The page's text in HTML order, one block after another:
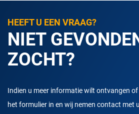
HEEFT U EEN VRAAG?
NIET
ZOCHT?
Indien u meer informatie wilt ontvangen
het formulier in en wij nemen contact met